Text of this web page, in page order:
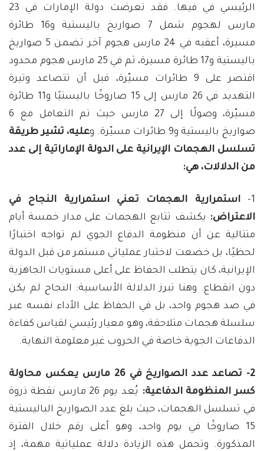
الرئيسي في فيها. فقد تعرضت دولة الإمارات في 23
مارس لهجوم شمل 7 صواريخ باليستية و16 طائرة
مسيرة، أعقبه في 24 مارس هجوم آخر تضمن 5 صواريخ
باليستية و17 طائرة مسيرة، ثم في 25 مارس هجوم محدود
اقتصر على 9 طائرات مسيّرة، قبل أن تتصاعد وتيرة
التهديد في 26 مارس إلى 15 صاروخًا باليستيًا و11 طائرة
مسيّرة، وصولًا إلى 27 مارس حيث تم التعامل مع 6
صواريخ باليستية و9 طائرات مسيّرة. و
عليه، تشير طريقة
تسلسل الهجمات الإيرانية على الدولة الإماراتية إلى عدد
من الدلالات، هي:
1-
استمرارية الهجمات تعني استمرارية النجاح في
الاعتراض: يكشف تتابع الهجمات على مدار خمسة أيام
متتالية عن أن منظومة الدفاع الجوي لم تواجه اختبارًا
لحظيًا، بل خضعت لاختبار عملياتي مستمر من قبل الدولة
الإيرانية، كان يتطلب الحفاظ على أعلى مستويات الجاهزية
دون انقطاع. وهنا تبرز الدلالة الأساسية: النجاح لم يكن
في صد هجوم واحد، بل في الحفاظ على الأداء نفسه عبر
سلسلة هجمات متلاحقة، وهو معيار رئيسي لقياس كفاءة
الدفاعات الجوية خاصة في الحروب غير معلومة النهاية.
2- تصاعد عدد الصواريخ في 26 مارس يعكس محاولة
كسر المنظومة الدفاعية:
يُعد يوم 26 مارس نقطة ذروة
في تسلسل الهجمات، حيث بلغ عدد الصواريخ الباليستية
15 صاروخًا في يوم واحد، وهو أعلى رقم خلال الفترة
المذكورة. وتحمل هذه الزيادة دلالة عملياتية مهمة، إذ